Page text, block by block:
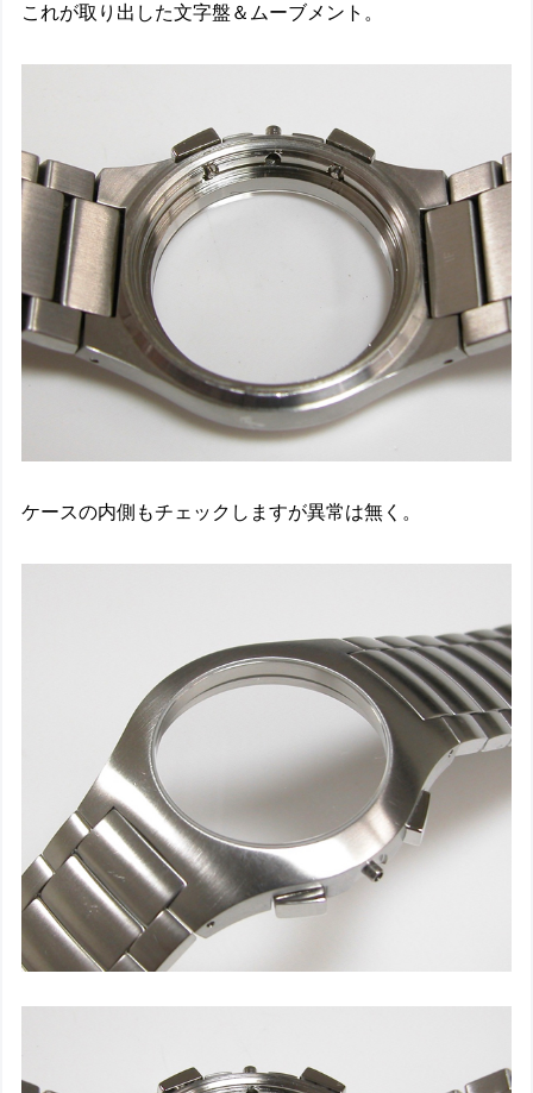
これが取り出した文字盤＆ムーブメント。
ケースの内側もチェックしますが異常は無く。